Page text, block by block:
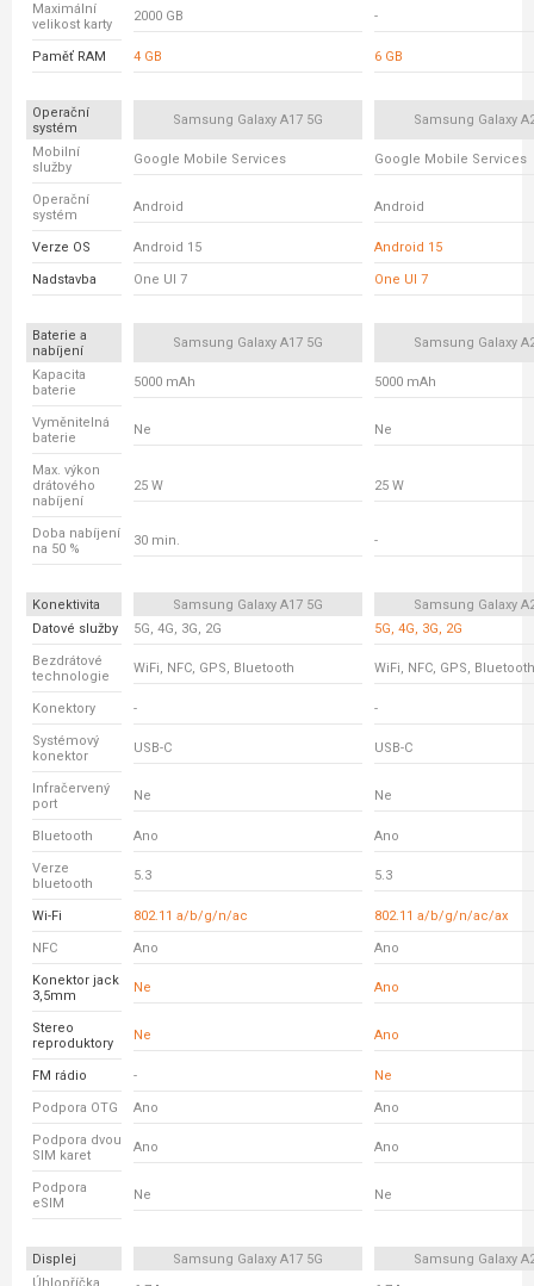
Maximální
velikost karty
2000 GB -
Paměť RAM 4 GB 6 GB
Operační
systém
Samsung Galaxy A17 5G Samsung Galaxy
Mobilní
služby
Google Mobile Services Google Mobile Services
Operační
systém
Android Android
Verze OS Android 15 Android 15
Nadstavba One UI 7 One UI 7
Baterie a
nabíjení
Samsung Galaxy A17 5G Samsung Galaxy
Kapacita
baterie
5000 mAh 5000 mAh
Vyměnitelná
baterie
Ne Ne
Max. výkon
drátového
nabíjení
25 W 25 W
Doba nabíjení
na 50 %
30 min. -
Konektivita Samsung Galaxy A17 5G
Samsung Galaxy
Datové služby
5G, 4G, 3G, 2G 5G, 4G, 3G, 2G
Bezdrátové
technologie
WiFi, NFC, GPS, Bluetooth WiFi, NFC, GPS, Bluetooth
Konektory - -
Systémový
konektor
USB-C USB-C
Infračervený
port
Ne Ne
Bluetooth Ano Ano
Verze
bluetooth
5.3 5.3
Wi-Fi 802.11 a/b/g/n/ac 802.11 a/b/g/n/ac/ax
NFC Ano Ano
Konektor jack
3,5mm
Ne Ano
Stereo
reproduktory
Ne Ano
FM rádio - Ne
Podpora OTG Ano Ano
Podpora dvou
SIM karet
Ano Ano
Podpora
eSIM
Ne Ne
Displej Samsung Galaxy A17 5G
Samsung Galaxy